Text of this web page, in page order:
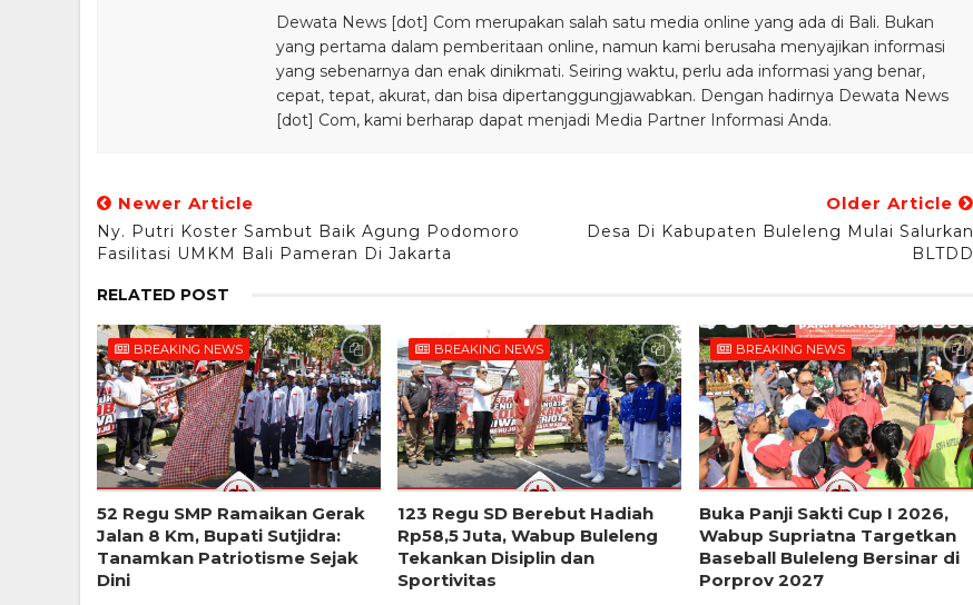
Dewata News [dot] Com merupakan salah satu media online yang ada di Bali. Bukan
yang pertama dalam pemberitaan online, namun kami berusaha menyajikan informasi
yang sebenarnya dan enak dinikmati. Seiring waktu, perlu ada informasi yang benar,
cepat, tepat, akurat, dan bisa dipertanggungjawabkan. Dengan hadirnya Dewata News
[dot] Com, kami berharap dapat menjadi Media Partner Informasi Anda.
Newer Article
Ny. Putri Koster Sambut Baik Agung Podomoro
Fasilitasi UMKM Bali Pameran Di Jakarta
Older Article
Desa Di Kabupaten Buleleng Mulai Salurkan
BLTDD
RELATED POST
BREAKING NEWS
52 Regu SMP Ramaikan Gerak
Jalan 8 Km, Bupati Sutjidra:
Tanamkan Patriotisme Sejak
Dini
BREAKING NEWS
123 Regu SD Berebut Hadiah
Rp58,5 Juta, Wabup Buleleng
Tekankan Disiplin dan
Sportivitas
BREAKING NEWS
Buka Panji Sakti Cup I 2026,
Wabup Supriatna Targetkan
Baseball Buleleng Bersinar di
Porprov 2027